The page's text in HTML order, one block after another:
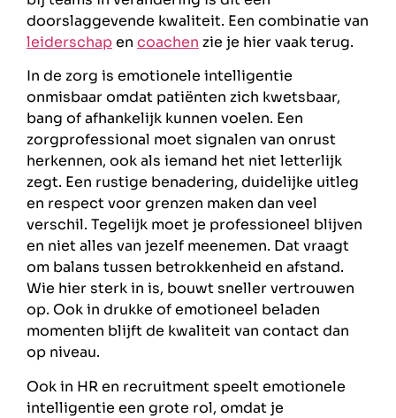
doorslaggevende kwaliteit. Een combinatie van
leiderschapen coachen zie je hier vaak terug.
In de zorg is emotionele intelligentie
onmisbaar omdat patiënten zich kwetsbaar,
bang of afhankelijk kunnen voelen. Een
zorgprofessional moet signalen van onrust
herkennen, ook als iemand het niet letterlijk
zegt. Een rustige benadering, duidelijke uitleg
en respect voor grenzen maken dan veel
verschil. Tegelijk moet je professioneel blijven
en niet alles van jezelf meenemen. Dat vraagt
om balans tussen betrokkenheid en afstand.
Wie hier sterk in is, bouwt sneller vertrouwen
op. Ook in drukke of emotioneel beladen
momenten blijft de kwaliteit van contact dan
op niveau.
Ook in HR en recruitment speelt emotionele
intelligentie een grote rol, omdat je